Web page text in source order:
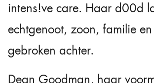
intens!ve care. Haar d00d
echtgenoot, zoon, familie
gebroken achter.
Dean Goodman, haar